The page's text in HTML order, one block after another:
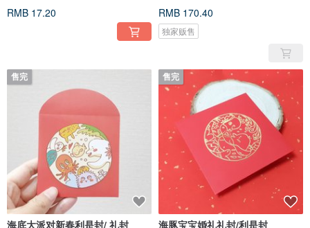
RMB 17.20
RMB 170.40
独家贩售
售完
海底大派对新春利是封/ 礼封
售完
海豚宝宝婚礼礼封/利是封